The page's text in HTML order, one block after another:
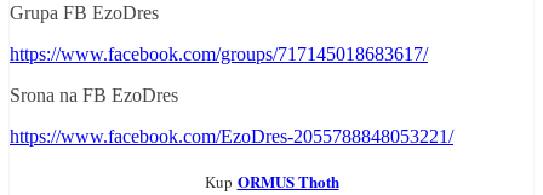
Grupa FB EzoDres
https://www.facebook.com/groups/717145018683617/
Srona na FB EzoDres
https://www.facebook.com/EzoDres-2055788848053221/
Kup ORMUS Thoth